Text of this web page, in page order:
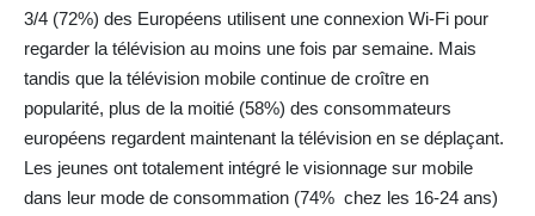
3/4 (72%) des Européens utilisent une connexion Wi-Fi pour
regarder la télévision au moins une fois par semaine. Mais
tandis que la télévision mobile continue de croître en
popularité, plus de la moitié (58%) des consommateurs
européens regardent maintenant la télévision en se déplaçant.
Les jeunes ont totalement intégré le visionnage sur mobile
dans leur mode de consommation (74% chez les 16-24 ans)